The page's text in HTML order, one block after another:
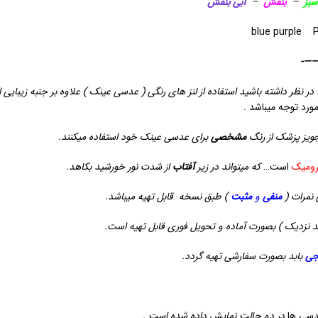
در نظر داشته باشید استفاده از لنز های رنگی ( عدسی عینک ) علاوه بر جنبه زیبایی
توجه میباشد .
پزشک از رنگمشخصیبرای عدسی عینک خود استفاده میکنند.
است…که میتواند در زیرآفتاب از شدت نور خورشید بکاهد.
نمرات (منفیومثبت) طبق نسخهقابل تهیه میباشد.
نزدیک ) بصورت آماده و تحویل فوری قابل تهیه است.
بابد بصورت سفارشی تهیه گردد.